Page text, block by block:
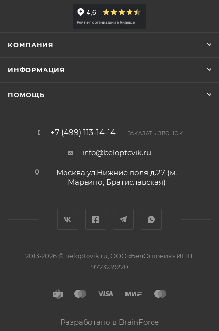
КОМПАНИЯ
ИНФОРМАЦИЯ
ПОМОЩЬ
+7 (499) 113-14-14 ЗАКАЗАТЬ ЗВОНОК
info@beloptovik.ru
Москва ул.Нижние поля д.27 (м.
Марьино, Братиславская)
2013-2026 © beloptovik.ru, ООО «БелОптовик» ИНН:
9723239220
Разработано в BrainForce